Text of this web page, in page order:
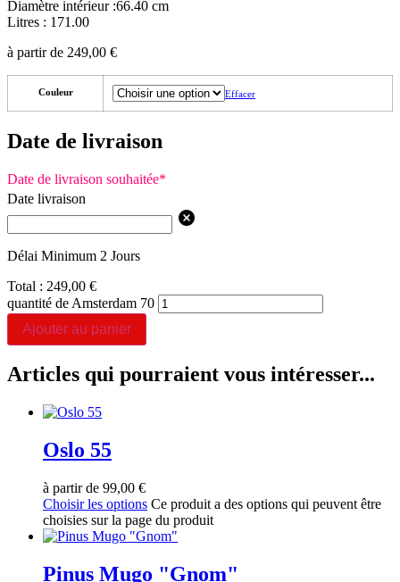
Diamètre intérieur :66.40 cm
Litres : 171.00
à partir de 249,00 €
Couleur Effacer
Date de livraison
Date de livraison souhaitée*
Date livraison
Délai Minimum 2 Jours
Total : 249,00 €
quantité de Amsterdam 70
Ajouter au panier
Articles qui pourraient vous intéresser...
Oslo 55
à partir de 99,00 €
Choisir les options Ce produit a des options qui peuvent être
choisies sur la page du produit
Pinus Mugo "Gnom"